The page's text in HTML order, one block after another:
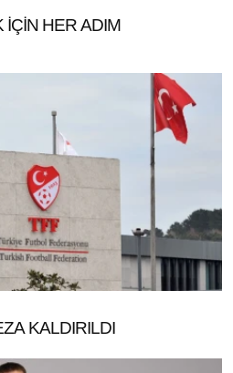
İÇİN HER ADIM
KALDIRILDI